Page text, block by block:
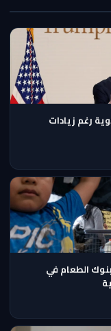
رغم زيادات
بنوك الطعام في